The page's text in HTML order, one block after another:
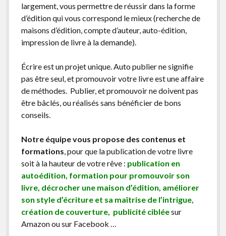
largement, vous permettre de réussir dans la forme
d’édition qui vous correspond le mieux (recherche de
maisons d’édition, compte d’auteur, auto-édition,
impression de livre à la demande).
Écrire est un projet unique. Auto publier ne signifie
pas être seul, et promouvoir votre livre est une affaire
de méthodes. Publier, et promouvoir ne doivent pas
être bâclés, ou réalisés sans bénéficier de bons
conseils.
Notre équipe vous propose des contenus et
formations , pour que la publication de votre livre
soit à la hauteur de votre rêve : publication en
autoédition, formation pour promouvoir son
livre, décrocher une maison d’édition, améliorer
son style d’écriture et sa maîtrise de l’intrigue,
création de couverture, publicité cibléesur
Amazon ou sur Facebook …